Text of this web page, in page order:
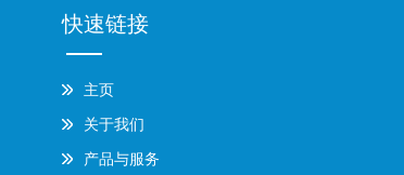
快速链接
主页
关于我们
产品与服务